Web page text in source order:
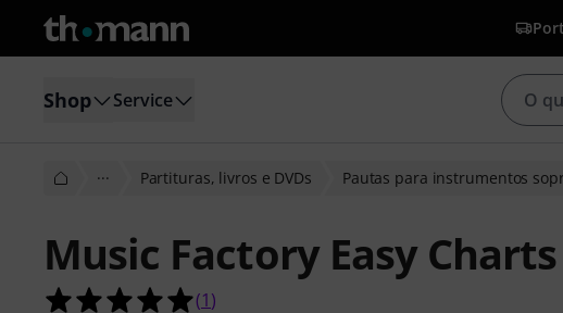
Shop Service
··· Partituras, livros e DVDs Pautas para instrumentos
Music Factory Easy
5.0 de 5 estrelas de 1 avaliações de clientes
(1)